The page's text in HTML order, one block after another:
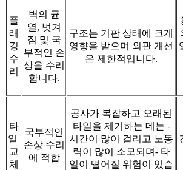
플
래
깅
수
리
벽의 균
열, 벗겨
짐 및 국
부적인 손
상을 수리
합니다.
구조는 기판 상태에 크게
영향을 받으며 외관 개선
은 제한적입니다.
타
일 ​​
교
체
국부적인
손상 수리
에 적합
공사가 복잡하고 오래된
타일을 제거하는 데는 -
시간이 많이 걸리고 노동
력이 많이 소모되며- 타
일이 떨어질 위험이 있습